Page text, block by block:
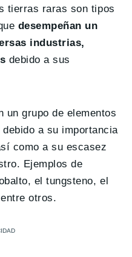
tierras raras son tipos
desempeñan un
industrias,
debido a sus
un grupo de elementos
a su importancia
como a su escasez
Ejemplos de
el tungsteno, el
otros.